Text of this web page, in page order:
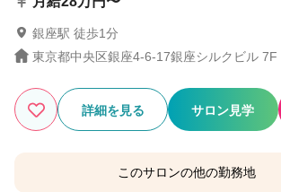
銀座駅 徒歩1分
東京都中央区銀座4-6-17銀座シルクビル 7F
詳細を見る サロン見学
このサロンの他の勤務地